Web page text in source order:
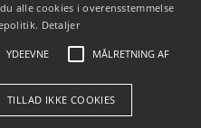
alle cookies i overensstemmelse
Detaljer
YDEEVNE MÅLRETNING AF
TILLAD IKKE COOKIES